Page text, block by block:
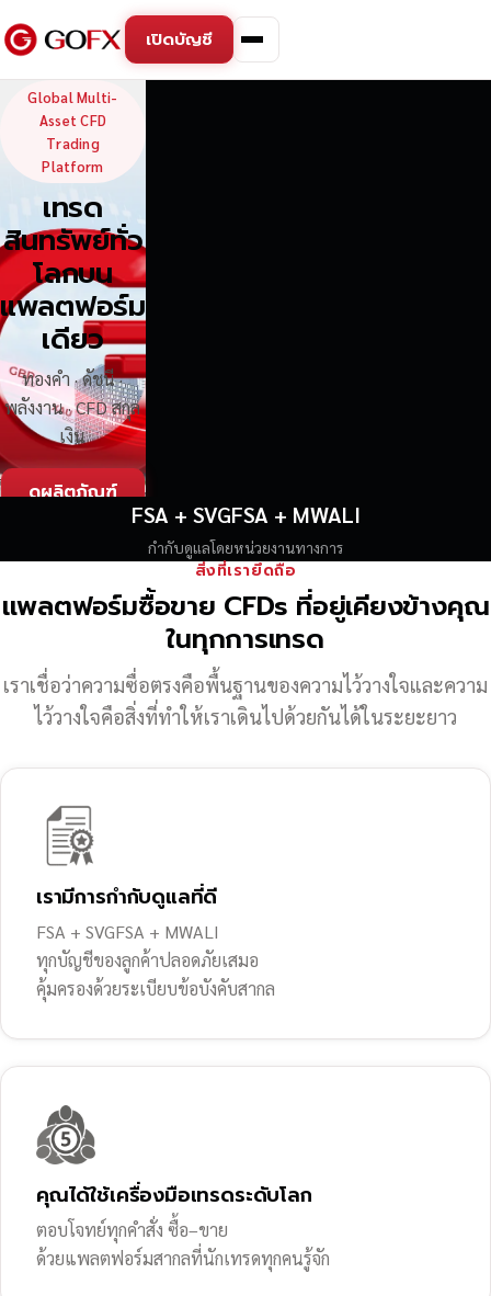
เปิดบัญชี
GoFX — Global Multi-
Global Multi-
Asset CFD
Trading
Platform
เทรด
สินทรัพย์ทั่ว
โลกบน
แพลตฟอร์ม
เดียว
ทองคำ · ดัชนี ·
พลังงาน · CFD สกุล
เงิน
ดูผลิตภัณฑ์
FSA + SVGFSA + MWALI
กำกับดูแลโดยหน่วยงานทางการ
สิ่งที่เรายึดถือ
แพลตฟอร์มซื้อขาย CFDs ที่อยู่เคียงข้างคุณ
ในทุกการเทรด
เราเชื่อว่าความซื่อตรงคือพื้นฐานของความไว้วางใจและความ
ไว้วางใจคือสิ่งที่ทำให้เราเดินไปด้วยกันได้ในระยะยาว
เรามีการกำกับดูแลที่ดี
FSA + SVGFSA + MWALI
ทุกบัญชีของลูกค้าปลอดภัยเสมอ
คุ้มครองด้วยระเบียบข้อบังคับสากล
คุณได้ใช้เครื่องมือเทรดระดับโลก
ตอบโจทย์ทุกคำสั่ง ซื้อ–ขาย
ด้วยแพลตฟอร์มสากลที่นักเทรดทุกคนรู้จัก